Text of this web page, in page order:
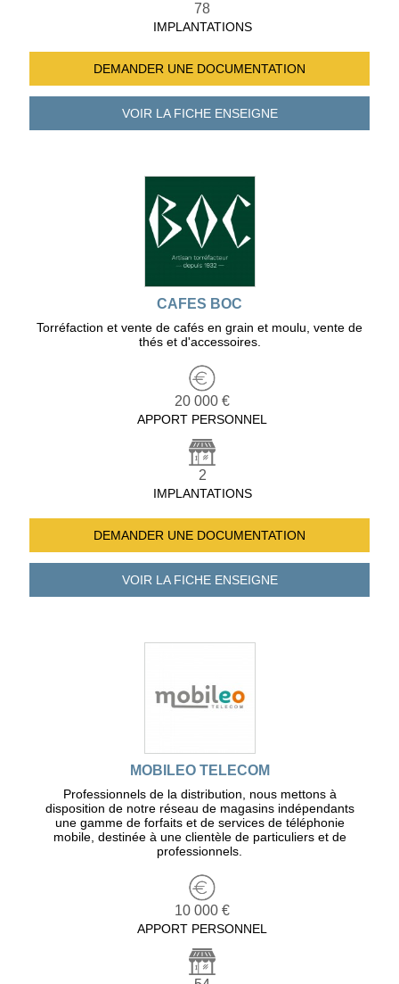
78
IMPLANTATIONS
DEMANDER UNE DOCUMENTATION
VOIR LA FICHEENSEIGNE
CAFES BOC
Torréfaction et vente de cafés en grain et moulu, vente de
thés et d'accessoires.
20 000 €
APPORT PERSONNEL
2
IMPLANTATIONS
DEMANDER UNE DOCUMENTATION
VOIR LA FICHEENSEIGNE
MOBILEO TELECOM
Professionnels de la distribution, nous mettons à
disposition de notre réseau de magasins indépendants
une gamme de forfaits et de services de téléphonie
mobile, destinée à une clientèle de particuliers et de
professionnels.
10 000 €
APPORT PERSONNEL